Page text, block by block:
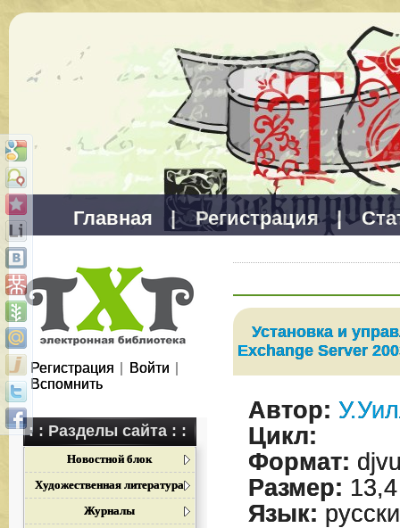
Главная | Регистрация |
Регистрация Войти
Вспомнить
: : Разделы сайта : :
Новостной блок
Художественная литература
Журналы
Установка и
Exchange Server
Автор:
Цикл:
Формат:
Размер:
Язык: